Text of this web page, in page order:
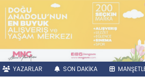
YAZARLAR SON DAKİKA